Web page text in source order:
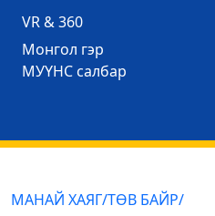
VR & 360
Mонгол гэр
МУҮНС салбар
МАНАЙ ХАЯГ/ТӨВ БАЙР/